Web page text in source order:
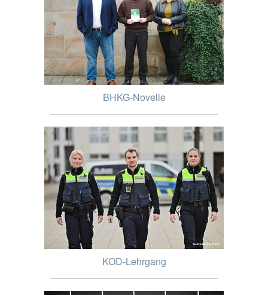
BHKG-Novelle
KOD-Lehrgang